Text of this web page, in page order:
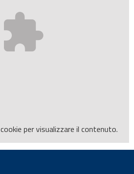
cookie per visualizzare il contenuto.